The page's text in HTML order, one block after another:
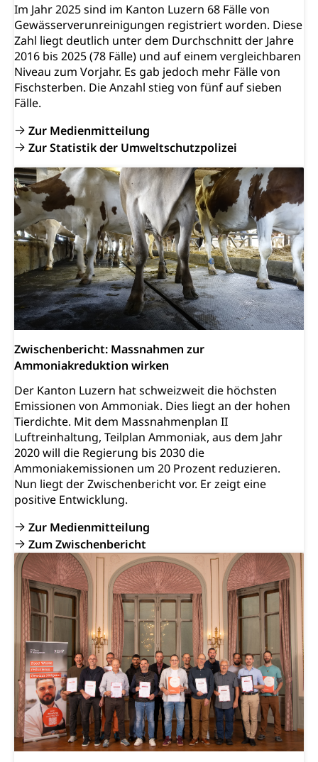
Im Jahr 2025 sind im Kanton Luzern 68 Fälle von
Gewässerverunreinigungen registriert worden. Diese
Zahl liegt deutlich unter dem Durchschnitt der Jahre
2016 bis 2025 (78 Fälle) und auf einem vergleichbaren
Niveau zum Vorjahr. Es gab jedoch mehr Fälle von
Fischsterben. Die Anzahl stieg von fünf auf sieben
Fälle.
Zur Medienmitteilung
Zur Statistik der Umweltschutzpolizei
Zwischenbericht: Massnahmen zur
Ammoniakreduktion wirken
Der Kanton Luzern hat schweizweit die höchsten
Emissionen von Ammoniak. Dies liegt an der hohen
Tierdichte. Mit dem Massnahmenplan II
Luftreinhaltung, Teilplan Ammoniak, aus dem Jahr
2020 will die Regierung bis 2030 die
Ammoniakemissionen um 20 Prozent reduzieren.
Nun liegt der Zwischenbericht vor. Er zeigt eine
positive Entwicklung.
Zur Medienmitteilung
Zum Zwischenbericht